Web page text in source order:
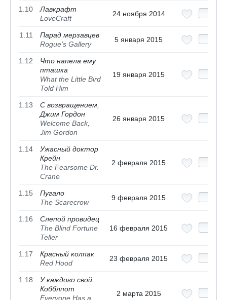
1.10
Лавкрафт
LoveCraft
24 ноября 2014
1.11
Парад мерзавцев
Rogue's Gallery
5 января 2015
1.12
Что напела ему
пташка
What the Little Bird
Told Him
19 января 2015
1.13
С возвращением,
Джим Гордон
Welcome Back,
Jim Gordon
26 января 2015
1.14
Ужасный доктор
Крейн
The Fearsome Dr.
Crane
2 февраля 2015
1.15
Пугало
The Scarecrow
9 февраля 2015
1.16
Слепой провидец
The Blind Fortune
Teller
16 февраля 2015
1.17
Красный колпак
Red Hood
23 февраля 2015
1.18
У каждого свой
Кобблпот
Everyone Has a
2 марта 2015